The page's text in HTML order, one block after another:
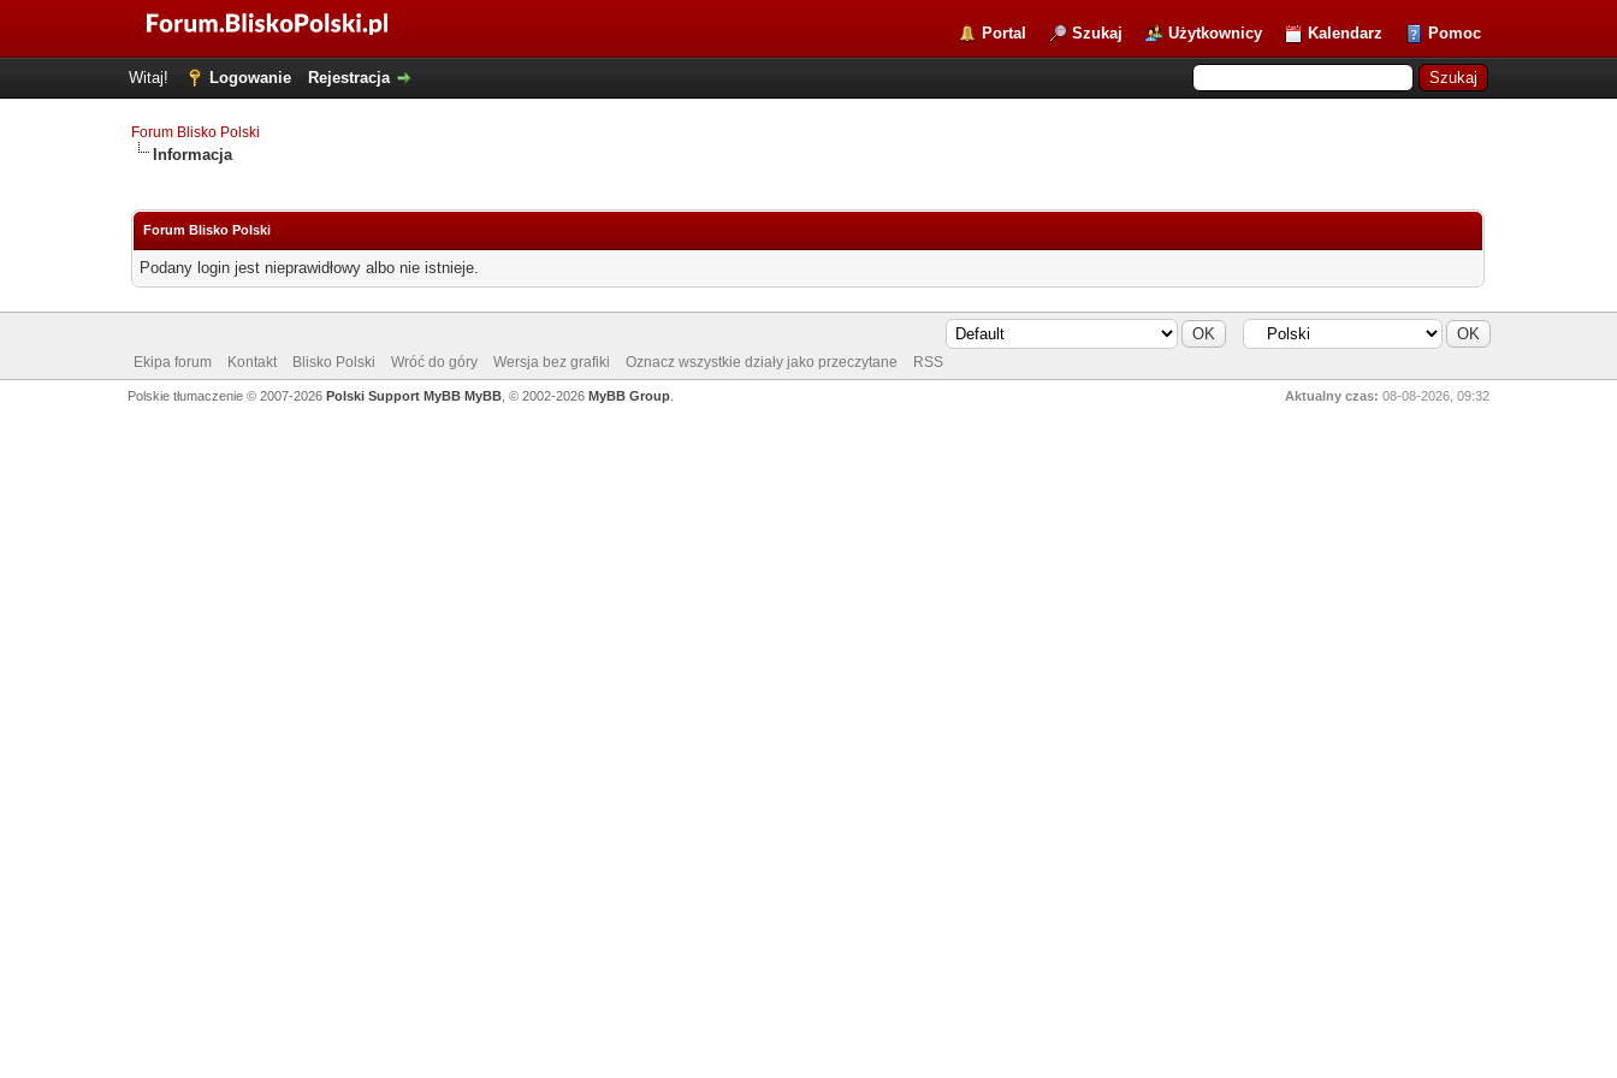
Portal Szukaj Użytkownicy Kalendarz Pomoc
Witaj! Logowanie Rejestracja
Forum Blisko Polski
Informacja
Forum Blisko Polski
Podany login jest nieprawidłowy albo nie istnieje.
Ekipa forum Kontakt Blisko Polski Wróć do góry Wersja bez grafiki Oznacz wszystkie działy jako przeczytane RSS
Aktualny czas: 08-08-2026, 09:32
Polskie tłumaczenie © 2007-2026 Polski Support MyBB MyBB, © 2002-2026 MyBB Group.